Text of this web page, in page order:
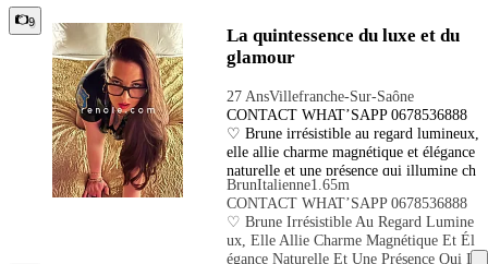
9
La quintessence du luxe et du
glamour
27 AnsVillefranche-Sur-Saône
CONTACT WHAT’SAPP 0678536888
♡ Brune irrésistible au regard lumineux,
elle allie charme magnétique et élégance
naturelle et une présence qui illumine ch
aque instant ♡ Chaque rencontre devient
une expérience raffinée, exclusive et mé
morable. ♡Paola se distingue par son att
itude libre, son ouverture d’esprit et son
BrunItalienne1.65m
CONTACT WHAT’SAPP 0678536888
♡ Brune Irrésistible Au Regard Lumine
Ux, Elle Allie Charme Magnétique Et Él
Égance Naturelle Et Une Présence Qui Il